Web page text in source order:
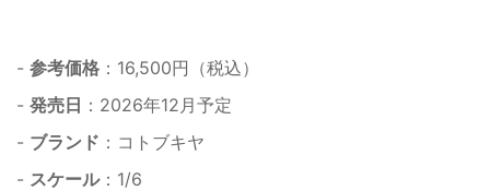
- 参考価格 ：16,500円（税込）
- 発売日 ：2026年12月予定
- ブランド ：コトブキヤ
- スケール：1/6